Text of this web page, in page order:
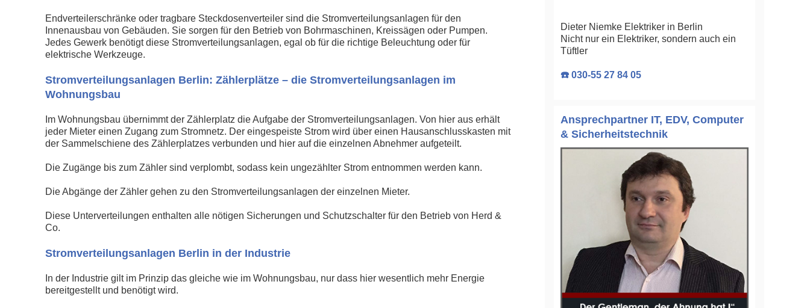
Endverteilerschränke oder tragbare Steckdosenverteiler sind die Stromverteilungsanlagen für den
Innenausbau von Gebäuden. Sie sorgen für den Betrieb von Bohrmaschinen, Kreissägen oder Pumpen.
Jedes Gewerk benötigt diese Stromverteilungsanlagen, egal ob für die richtige Beleuchtung oder für
elektrische Werkzeuge.
Stromverteilungsanlagen Berlin: Zählerplätze – die Stromverteilungsanlagen im
Wohnungsbau
Im Wohnungsbau übernimmt der Zählerplatz die Aufgabe der Stromverteilungsanlagen. Von hier aus erhält
jeder Mieter einen Zugang zum Stromnetz. Der eingespeiste Strom wird über einen Hausanschlusskasten mit
der Sammelschiene des Zählerplatzes verbunden und hier auf die einzelnen Abnehmer aufgeteilt.
Die Zugänge bis zum Zähler sind verplombt, sodass kein ungezählter Strom entnommen werden kann.
Die Abgänge der Zähler gehen zu den Stromverteilungsanlagen der einzelnen Mieter.
Diese Unterverteilungen enthalten alle nötigen Sicherungen und Schutzschalter für den Betrieb von Herd &
Co.
Stromverteilungsanlagen Berlin in der Industrie
In der Industrie gilt im Prinzip das gleiche wie im Wohnungsbau, nur dass hier wesentlich mehr Energie
bereitgestellt und benötigt wird.
Dieter Niemke Elektriker in Berlin
Nicht nur ein Elektriker, sondern auch ein
Tüftler
☎️ 030-55 27 84 05
Ansprechpartner IT, EDV, Computer
& Sicherheitstechnik